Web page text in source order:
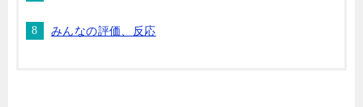
みんなの評価、反応